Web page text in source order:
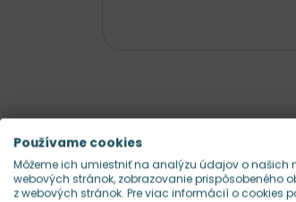
Používame cookies
Môžeme ich umiestniť na analýzu údajov o našich
webových stránok, zobrazovanie prispôsobeného
z webových stránok. Pre viac informácií o cookies